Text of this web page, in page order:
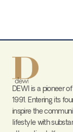
DEWI is a pioneer
1991. Entering its
inspire the
lifestyle with